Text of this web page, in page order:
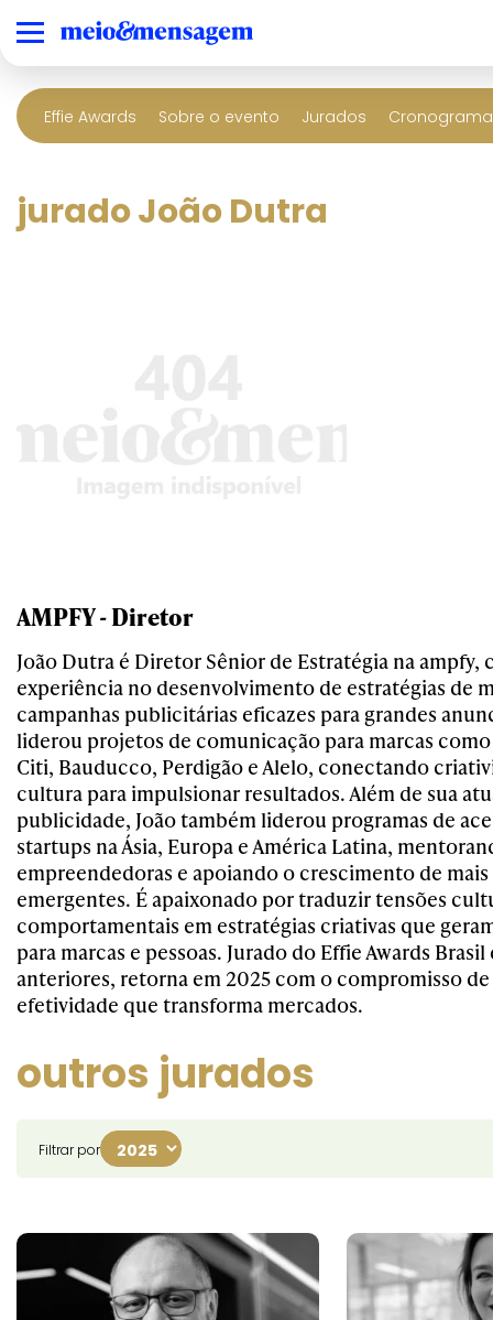
Effie Awards Sobre o evento Jurados
jurado João Dutra
AMPFY - Diretor
João Dutra é Diretor Sênior de Estratégia na ampfy,
experiência no desenvolvimento de estratégias de
campanhas publicitárias eficazes para grandes
liderou projetos de comunicação para marcas
Citi, Bauducco, Perdigão e Alelo, conectando
cultura para impulsionar resultados. Além de sua
publicidade, João também liderou programas de
startups na Ásia, Europa e América Latina,
empreendedoras e apoiando o crescimento de
emergentes. É apaixonado por traduzir tensões
comportamentais em estratégias criativas que
para marcas e pessoas. Jurado do Effie Awards
anteriores, retorna em 2025 com o compromisso
efetividade que transforma mercados.
outros jurados
Filtrar por